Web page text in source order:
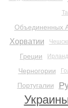
Объединенных
Хорватии
Греции
Черногории
Португалии